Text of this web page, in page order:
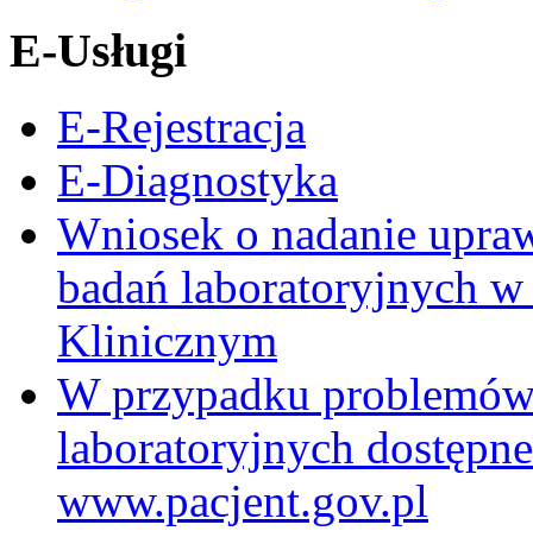
E-Usługi
E-Rejestracja
E-Diagnostyka
Wniosek o nadanie
badań laboratoryjnych
Klinicznym
W przypadku
laboratoryjnych
www.pacjent.gov.pl